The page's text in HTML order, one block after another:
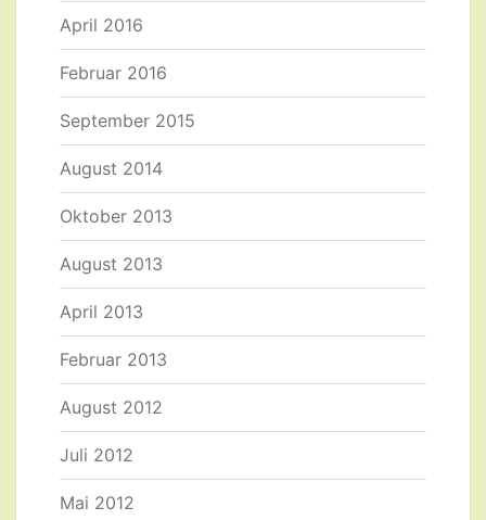
April 2016
Februar 2016
September 2015
August 2014
Oktober 2013
August 2013
April 2013
Februar 2013
August 2012
Juli 2012
Mai 2012